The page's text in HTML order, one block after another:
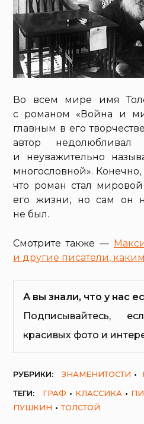
Во всем мире имя
с романом «Война и
главным в его
автор недолюбливал
и неуважительно
многословной».
что роман стал
его жизни, но сам он
не был.
Смотрите также —
и другие писатели,
А вы знали, что у нас
Подписывайтесь,
красивых фото и
РУБРИКИ: ЗНАМЕНИТОСТИ
ТЕГИ:
ГРАФ КЛАССИКА
ПУШКИН
ТОЛСТОЙ